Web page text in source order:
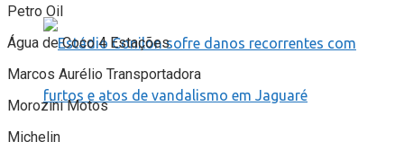
Petro Oil
Água de Coco 4 Estações
Marcos Aurélio Transportadora
Morozini Motos
Michelin